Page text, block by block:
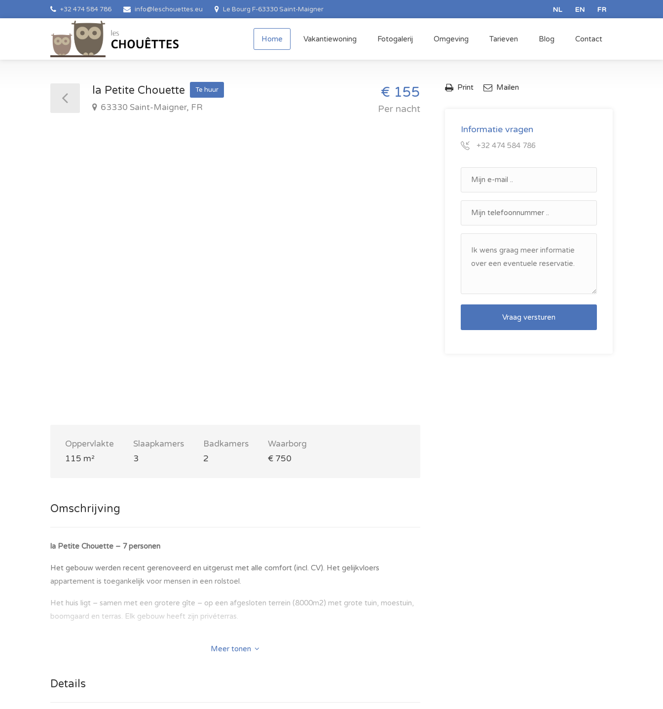
+32 474 584 786 info@leschouettes.eu Le Bourg F-63330 Saint-Maigner
Home Vakantiewoning Fotogalerij Omgeving Tarieven Blog Contact
la Petite Chouette Te huur
63330 Saint-Maigner, FR
€ 155
Per nacht
Oppervlakte
115 m²
Slaapkamers
3
Badkamers
2
Waarborg
€ 750
Omschrijving
la Petite Chouette – 7 personen
Het gebouw werden recent gerenoveerd en uitgerust met alle comfort (incl. CV). Het gelijkvloers
appartement is toegankelijk voor mensen in een rolstoel.
Het huis ligt – samen met een grotere gîte – op een afgesloten terrein (8000m2) met grote tuin, moestuin,
boomgaard en terras. Elk gebouw heeft zijn privéterras.
Meer tonen
Details
Print Mailen
Informatie vragen
+32 474 584 786